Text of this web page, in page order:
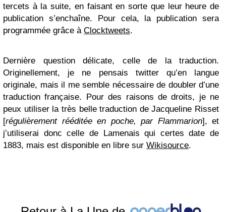
tercets à la suite, en faisant en sorte que leur heure de
publication s’enchaîne. Pour cela, la publication sera
programmée grâce à Clocktweets.
Dernière question délicate, celle de la traduction.
Originellement, je ne pensais twitter qu’en langue
originale, mais il me semble nécessaire de doubler d’une
traduction française. Pour des raisons de droits, je ne
peux utiliser la très belle traduction de Jacqueline Risset
[régulièrement rééditée en poche, par Flammarion], et
j’utiliserai donc celle de Lamenais qui certes date de
1883, mais est disponible en libre sur Wikisource.